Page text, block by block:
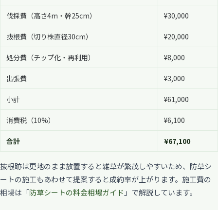
伐採費（高さ4m・幹25cm） ¥30,000
抜根費（切り株直径30cm） ¥20,000
処分費（チップ化・再利用） ¥8,000
出張費 ¥3,000
小計 ¥61,000
消費税（10%） ¥6,100
合計 ¥67,100
抜根跡は更地のまま放置すると雑草が繁茂しやすいため、防草シ
ートの施工もあわせて提案すると成約率が上がります。施工費の
相場は「防草シートの料金相場ガイド 」で解説しています。